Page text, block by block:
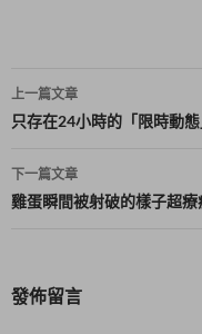
文
章
導
覽
上一篇文章
只存在24小時的「限時動
下一篇文章
雞蛋瞬間被射破的樣子超
發佈留言